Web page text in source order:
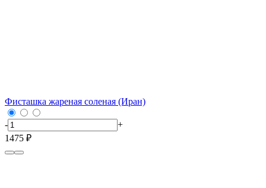
Фисташка жареная соленая (Иран)
-
+
1475 ₽